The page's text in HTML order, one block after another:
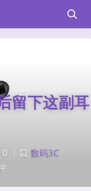
留下这副耳
0
数码3C